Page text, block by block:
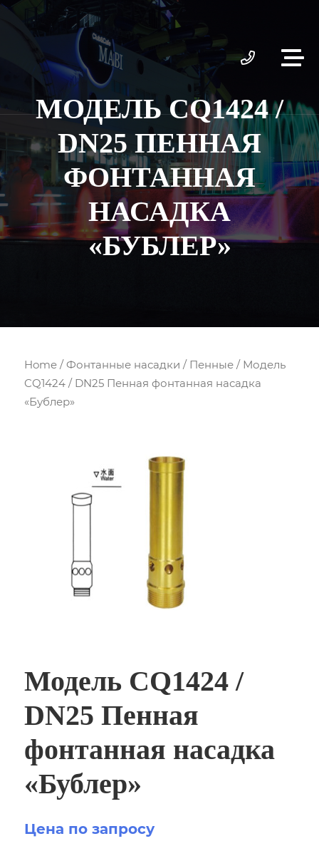
МОДЕЛЬ CQ1424 /
DN25 ПЕННАЯ
ФОНТАННАЯ
НАСАДКА
«БУБЛЕР»
Home /Фонтанные насадки / Пенные / Модель
CQ1424 / DN25 Пенная фонтанная насадка
«Бублер»
Модель CQ1424 /
DN25 Пенная
фонтанная насадка
«Бублер»
Цена по запросу